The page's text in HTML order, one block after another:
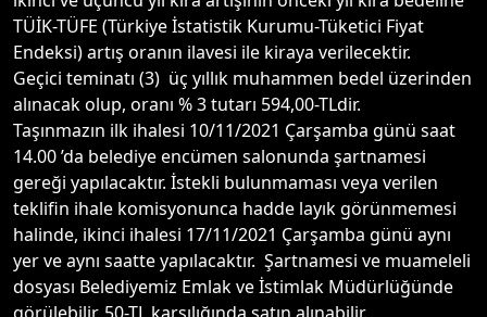
TÜİK-TÜFE (Türkiye İstatistik Kurumu-Tüketici Fiyat
Endeksi) artış oranın ilavesi ile kiraya verilecektir.
Geçici teminatı (3) üç yıllık muhammen bedel üzerinden
alınacak olup, oranı % 3 tutarı 594,00-TLdir.
Taşınmazın ilk ihalesi 10/11/2021 Çarşamba günü saat
14.00 ’da belediye encümen salonunda şartnamesi
gereği yapılacaktır. İstekli bulunmaması veya verilen
teklifin ihale komisyonunca hadde layık görünmemesi
halinde, ikinci ihalesi 17/11/2021 Çarşamba günü aynı
yer ve aynı saatte yapılacaktır. Şartnamesi ve muameleli
dosyası Belediyemiz Emlak ve İstimlak Müdürlüğünde